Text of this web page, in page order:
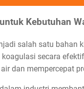
Kebutuhan
salah satu bahan
secara
dan mempercepat